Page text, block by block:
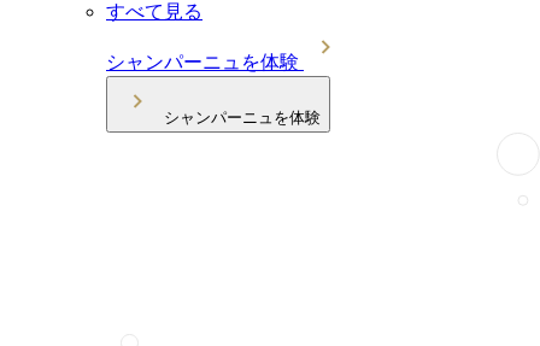
すべて見る
シャンパーニュを体験
シャンパーニュを体験